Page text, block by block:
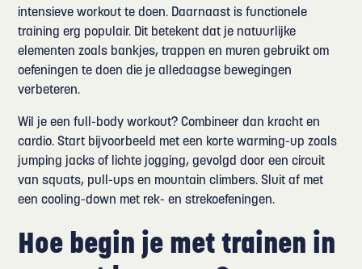
intensieve workout te doen. Daarnaast is functionele
training erg populair. Dit betekent dat je natuurlijke
elementen zoals bankjes, trappen en muren gebruikt om
oefeningen te doen die je alledaagse bewegingen
verbeteren.
Wil je een full-body workout? Combineer dan kracht en
cardio. Start bijvoorbeeld met een korte warming-up zoals
jumping jacks of lichte jogging, gevolgd door een circuit
van squats, pull-ups en mountain climbers. Sluit af met
een cooling-down met rek- en strekoefeningen.
Hoe begin je met trainen in